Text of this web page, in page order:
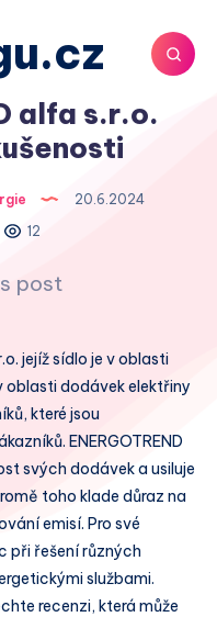
alfa s.r.o.
20.6.2024
12
post
jejíž sídlo je v oblasti
oblasti dodávek elektřiny
které jsou
ENERGOTREND
svých dodávek a usiluje
toho klade důraz na
emisí. Pro své
při řešení různých
službami.
recenzi, která může